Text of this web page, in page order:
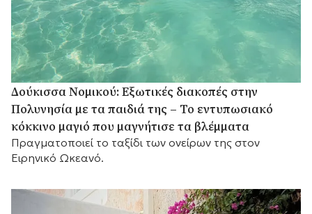
Δούκισσα Νομικού: Εξωτικές διακοπές στην
Πολυνησία με τα παιδιά της – Το εντυπωσιακό
κόκκινο μαγιό που μαγνήτισε τα βλέμματα
Πραγματοποιεί το ταξίδι των ονείρων της στον
Ειρηνικό Ωκεανό.